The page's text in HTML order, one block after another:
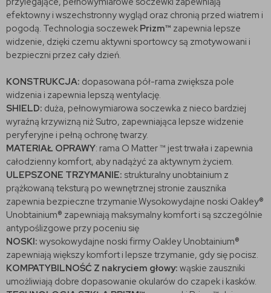
efektowny i wszechstronny wygląd oraz chronią przed wiatrem i
pogodą. Technologia soczewek Prizm™ zapewnia lepsze
widzenie, dzięki czemu aktywni sportowcy są zmotywowani i
bezpieczni przez cały dzień.
KONSTRUKCJA: dopasowana pół-rama zwiększa pole
widzenia i zapewnia lepszą wentylację.
SHIELD: duża, pełnowymiarowa soczewka z nieco bardziej
wyraźną krzywizną niż Sutro, zapewniająca lepsze widzenie
peryferyjne i pełną ochronę twarzy.
MATERIAŁ OPRAWY: rama O Matter ™ jest trwała i zapewnia
całodzienny komfort, aby nadążyć za aktywnym życiem.
ULEPSZONE TRZYMANIE: strukturalny unobtainium z
prążkowaną teksturą po wewnętrznej stronie zausznika
zapewnia bezpieczne trzymanie.Wysokowydajne noski Oakley®
Unobtainium® zapewniają maksymalny komfort i są szczególnie
antypoślizgowe przy poceniu się
NOSKI: wysokowydajne noski firmy Oakley Unobtainium®
zapewniają większy komfort i lepsze trzymanie, gdy się pocisz.
KOMPATYBILNOŚĆ Z nakryciem głowy: wąskie zauszniki
umożliwiają dobre dopasowanie okularów do czapek i kasków.